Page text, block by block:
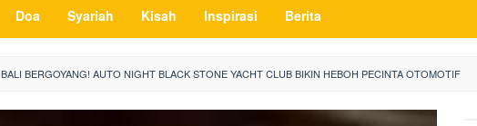
Doa Syariah Kisah Inspirasi Berita
BALI BERGOYANG! AUTO NIGHT BLACK STONE YACHT CLUB BIKIN HEBOH PECINTA OTOMOTIF